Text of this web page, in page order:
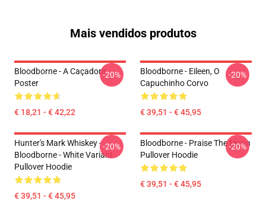
Mais vendidos produtos
Bloodborne - A Caçadora
Poster
€ 18,21 - € 42,22
-20%
Bloodborne - Eileen, O
Capuchinho Corvo
€ 39,51 - € 45,95
-20%
Hunter's Mark Whiskey -
Bloodborne - White Variant
Pullover Hoodie
€ 39,51 - € 45,95
-20%
Bloodborne - Praise The Moon
Pullover Hoodie
€ 39,51 - € 45,95
-20%